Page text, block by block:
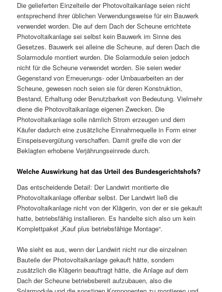
Die gelieferten Einzelteile der Photovoltaikanlage seien nicht
entsprechend ihrer üblichen Verwendungsweise für ein Bauwerk
verwendet worden. Die auf dem Dach der Scheune errichtete
Photovoltaikanlage sei selbst kein Bauwerk im Sinne des
Gesetzes. Bauwerk sei alleine die Scheune, auf deren Dach die
Solarmodule montiert wurden. Die Solarmodule seien jedoch
nicht für die Scheune verwendet worden. Sie seien weder
Gegenstand von Erneuerungs- oder Umbauarbeiten an der
Scheune, gewesen noch seien sie für deren Konstruktion,
Bestand, Erhaltung oder Benutzbarkeit von Bedeutung. Vielmehr
diene die Photovoltaikanlage eigenen Zwecken. Die
Photovoltaikanlage solle nämlich Strom erzeugen und dem
Käufer dadurch eine zusätzliche Einnahmequelle in Form einer
Einspeisevergütung verschaffen. Damit greife die von der
Beklagten erhobene Verjährungseinrede durch.
Welche Auswirkung hat das Urteil des Bundesgerichtshofs?
Das entscheidende Detail: Der Landwirt montierte die
Photovoltaikanlage offenbar selbst. Der Landwirt ließ die
Photovoltaikanlage nicht von der Klägerin, von der er sie gekauft
hatte, betriebsfähig installieren. Es handelte sich also um kein
Komplettpaket „Kauf plus betriebsfähige Montage“.
Wie sieht es aus, wenn der Landwirt nicht nur die einzelnen
Bauteile der Photovoltaikanlage gekauft hätte, sondern
zusätzlich die Klägerin beauftragt hätte, die Anlage auf dem
Dach der Scheune betriebsbereit aufzubauen, also die